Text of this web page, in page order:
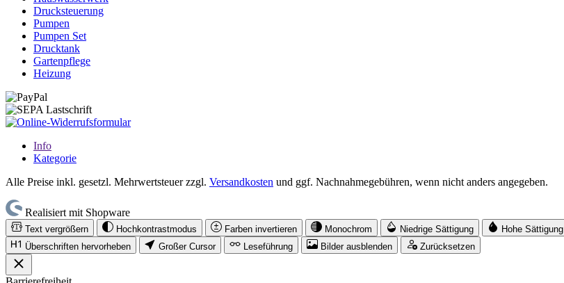
Drucksteuerung
Pumpen
Pumpen Set
Drucktank
Gartenpflege
Heizung
Info
Kategorie
Alle Preise inkl. gesetzl. Mehrwertsteuer zzgl. Versandkosten und ggf. Nachnahmegebühren, wenn nicht anders angegeben.
Realisiert mit Shopware
Text vergrößern Hochkontrastmodus Farben invertieren Monochrom Niedrige Sättigung Hohe Sättigung
Überschriften hervorheben
Großer Cursor Leseführung Bilder ausblenden Zurücksetzen